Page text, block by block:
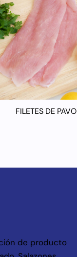
FILETES DE PAVO
de producto